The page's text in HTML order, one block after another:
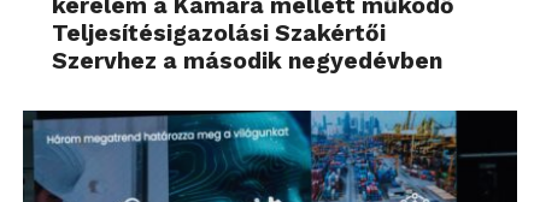
kérelem a Kamara mellett működő
Teljesítésigazolási Szakértői
Szervhez a második negyedévben